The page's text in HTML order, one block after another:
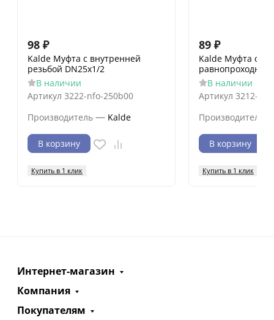
98 ₽
Kalde Муфта с внутренней
резьбой DN25x1/2
В наличии
Артикул 3222-nfo-250b00
Производитель — Kalde
В корзину
Купить в 1 клик
89 ₽
Kalde Муфта
равнопроходная
В наличии
Артикул 3212-
Производитель
В корзину
Купить в 1 клик
Интернет-магазин
Компания
Покупателям